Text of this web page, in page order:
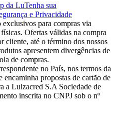
da LuTenha sua
e Privacidade
exclusivos para compras via
Ofertas válidas na compra
cliente, até o término dos nossos
apresentem divergências de
de compras.
no País, nos termos da
propostas de cartão de
a Luizacred S.A Sociedade de
inscrita no CNPJ sob o nº